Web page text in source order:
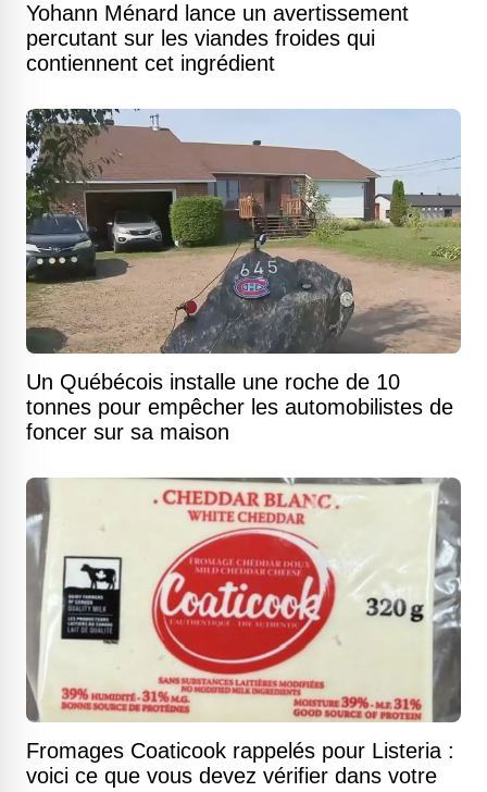
Yohann Ménard lance un avertissement
percutant sur les viandes froides qui
contiennent cet ingrédient
Un Québécois installe une roche de 10
tonnes pour empêcher les automobilistes de
foncer sur sa maison
Fromages Coaticook rappelés pour Listeria :
voici ce que vous devez vérifier dans votre